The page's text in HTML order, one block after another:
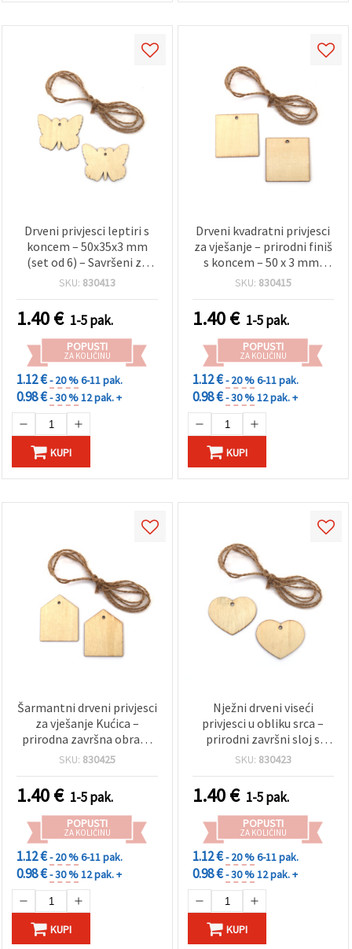
Drveni privjesci leptiri s
koncem – 50x35x3 mm
(set od 6) – Savršeni za
proljetne hobi-projekte,
rađene poklone
SKU: 830413
1.40€ 1-5 pak.
POPUSTI
ZA KOLIČINU
1.12 €- 20 %6-11 pak.
0.98 €- 30 %12 pak. +
KUPI
Drveni kvadratni privjesci
za vješanje – prirodni finiš
s koncem – 50 x 3 mm,
pakiranje od 6 – za DIY,
dekorativne projekte
SKU: 830415
1.40€ 1-5 pak.
POPUSTI
ZA KOLIČINU
1.12 €- 20 %6-11 pak.
0.98 €- 30 %12 pak. +
KUPI
Šarmantni drveni privjesci
za vješanje Kućica –
prirodna završna obrada
sa špagom – 50x3 mm,
za DIY rukotvorine, kućni
dekor i ukrašavanje
poklona
SKU: 830425
1.40€ 1-5 pak.
POPUSTI
ZA KOLIČINU
1.12 €- 20 %6-11 pak.
0.98 €- 30 %12 pak. +
KUPI
Nježni drveni viseći
privjesci u obliku srca –
prirodni završni sloj s
koncem – 50x3 mm,
hobby i kreativne radove,
dekoracije za vjenčanje i
zamatanje poklona
SKU: 830423
1.40€ 1-5 pak.
POPUSTI
ZA KOLIČINU
1.12 €- 20 %6-11 pak.
0.98 €- 30 %12 pak. +
KUPI